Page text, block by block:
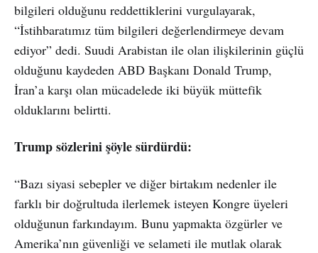
bilgileri olduğunu reddettiklerini vurgulayarak,
“İstihbaratımız tüm bilgileri değerlendirmeye devam
ediyor” dedi. Suudi Arabistan ile olan ilişkilerinin güçlü
olduğunu kaydeden ABD Başkanı Donald Trump,
İran’a karşı olan mücadelede iki büyük müttefik
olduklarını belirtti.
Trump sözlerini şöyle sürdürdü:
“Bazı siyasi sebepler ve diğer birtakım nedenler ile
farklı bir doğrultuda ilerlemek isteyen Kongre üyeleri
olduğunun farkındayım. Bunu yapmakta özgürler ve
Amerika’nın güvenliği ve selameti ile mutlak olarak